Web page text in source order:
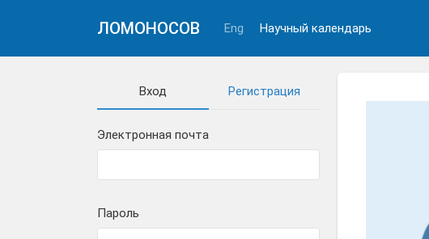
ЛОМОНОСОВ Eng Научный календарь
Вход Регистрация
Электронная почта
Пароль